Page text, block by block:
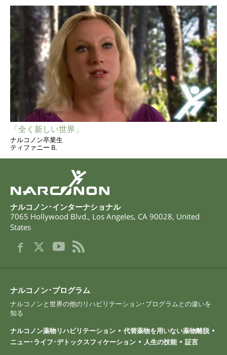
「全く新しい世界」
ナルコノン卒業生
ティファニー B.
ナルコノン･インターナショナル
7065 Hollywood Blvd., Los Angeles, CA 90028, United
States
ナルコノン･プログラム
ナルコノンと世界の他のリハビリテーション･プログラムとの違いを
知る
ナルコノン薬物リハビリテーション
代替薬物を用いない薬物離脱
ニュー･ライフ･デトックスフィケーション
人生の技能 証言